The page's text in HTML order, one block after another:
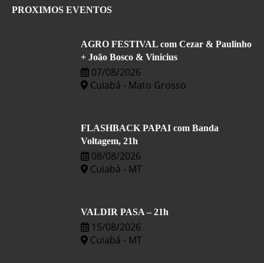
PROXIMOS EVENTOS
AGRO FESTIVAL com Cezar & Paulinho
+ João Bosco & Vinicius
07/08/2026
Cuiabá - Mato Grosso
FLASHBACK PAPAI com Banda
Voltagem, 21h
08/08/2026
Cuiabá - MT
VALDIR PASA – 21h
15/08/2026
Cuiabá - MT